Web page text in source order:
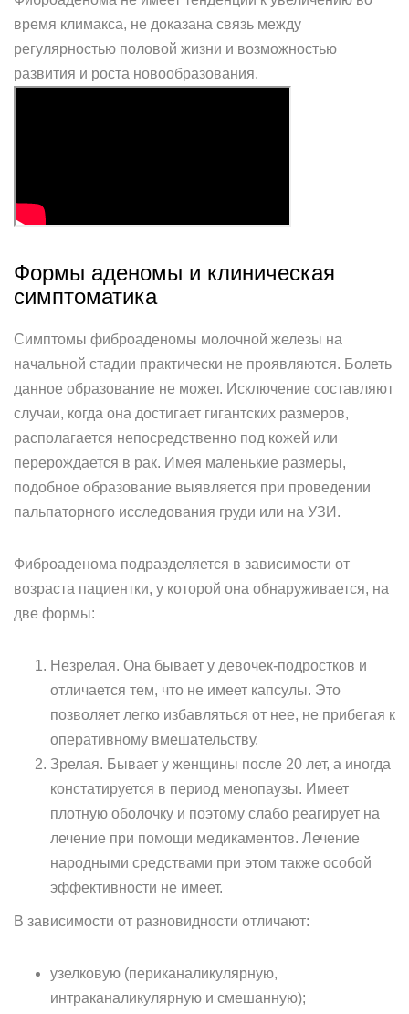
время климакса, не доказана связь между
регулярностью половой жизни и возможностью
развития и роста новообразования.
Формы аденомы и клиническая
симптоматика
Симптомы фиброаденомы молочной железы на
начальной стадии практически не проявляются. Болеть
данное образование не может. Исключение составляют
случаи, когда она достигает гигантских размеров,
располагается непосредственно под кожей или
перерождается в рак. Имея маленькие размеры,
подобное образование выявляется при проведении
пальпаторного исследования груди или на УЗИ.
Фиброаденома подразделяется в зависимости от
возраста пациентки, у которой она обнаруживается, на
две формы:
Незрелая. Она бывает у девочек-подростков и
отличается тем, что не имеет капсулы. Это
позволяет легко избавляться от нее, не прибегая к
оперативному вмешательству.
Зрелая. Бывает у женщины после 20 лет, а иногда
констатируется в период менопаузы. Имеет
плотную оболочку и поэтому слабо реагирует на
лечение при помощи медикаментов. Лечение
народными средствами при этом также особой
эффективности не имеет.
В зависимости от разновидности отличают:
узелковую (периканаликулярную,
интраканаликулярную и смешанную);